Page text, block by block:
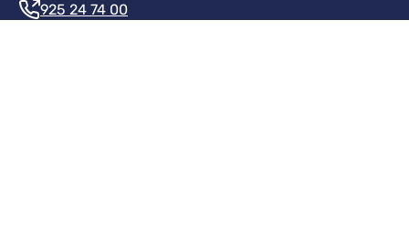
925 24 74 00